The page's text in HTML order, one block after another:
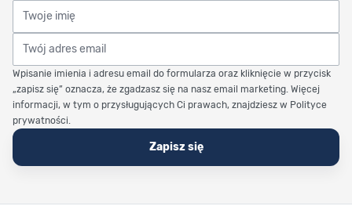
Twoje imię
Twój adres email
Wpisanie imienia i adresu email do formularza oraz kliknięcie w przycisk
„zapisz się” oznacza, że zgadzasz się na nasz email marketing. Więcej
informacji, w tym o przysługujących Ci prawach, znajdziesz w Polityce
prywatności.
Zapisz się